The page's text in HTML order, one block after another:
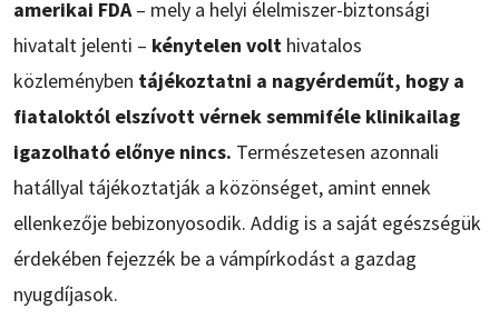
amerikai FDA– mely a helyi élelmiszer-biztonsági
hivatalt jelenti – kénytelen volt hivatalos
közleményben tájékoztatni a nagyérdeműt, hogy a
fiataloktól elszívott vérnek semmiféle klinikailag
igazolható előnye nincs. Természetesen azonnali
hatállyal tájékoztatják a közönséget, amint ennek
ellenkezője bebizonyosodik. Addig is a saját egészségük
érdekében fejezzék be a vámpírkodást a gazdag
nyugdíjasok.